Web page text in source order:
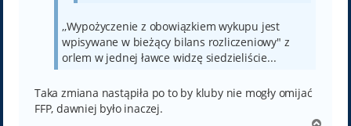
,,Wypożyczenie z obowiązkiem wykupu jest
wpisywane w bieżący bilans rozliczeniowy" z
orlem w jednej ławce widzę siedzieliście...
Taka zmiana nastąpiła po to by kluby nie mogły omijać
FFP, dawniej było inaczej.